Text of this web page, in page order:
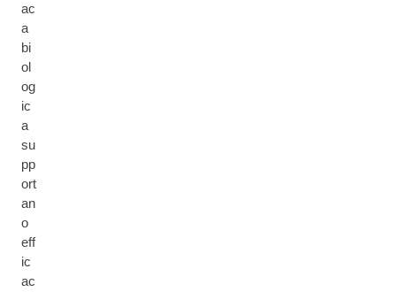
ac
a
bi
ol
og
ic
a
su
pp
ort
an
o
eff
ic
ac